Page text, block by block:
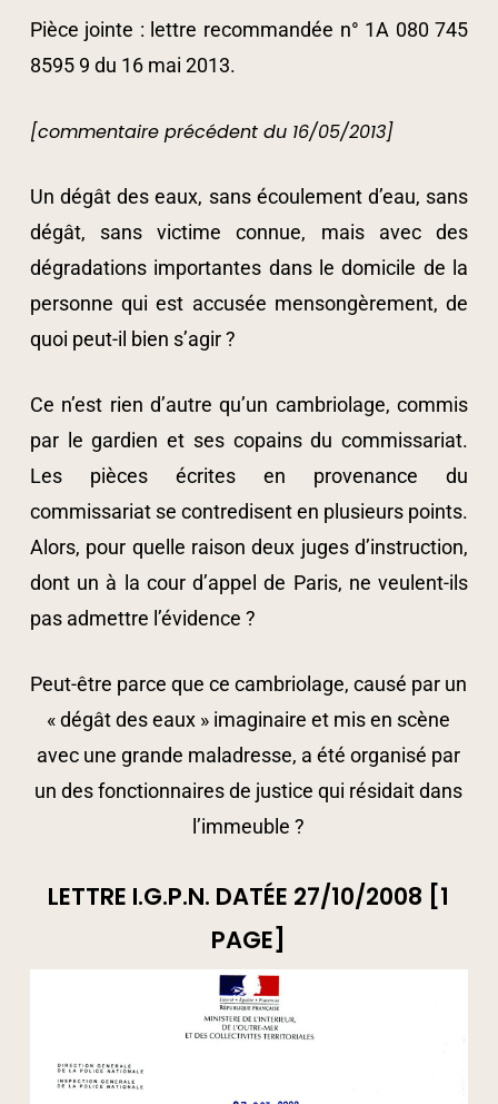
Pièce jointe : lettre recommandée n° 1A 080 745
8595 9 du 16 mai 2013.
[commentaire précédent du 16/05/2013]
Un dégât des eaux, sans écoulement d’eau, sans
dégât, sans victime connue, mais avec des
dégradations importantes dans le domicile de la
personne qui est accusée mensongèrement, de
quoi peut-il bien s’agir ?
Ce n’est rien d’autre qu’un cambriolage, commis
par le gardien et ses copains du commissariat.
Les pièces écrites en provenance du
commissariat se contredisent en plusieurs points.
Alors, pour quelle raison deux juges d’instruction,
dont un à la cour d’appel de Paris, ne veulent-ils
pas admettre l’évidence ?
Peut-être parce que ce cambriolage, causé par un
« dégât des eaux » imaginaire et mis en scène
avec une grande maladresse, a été organisé par
un des fonctionnaires de justice qui résidait dans
l’immeuble ?
LETTRE I.G.P.N. DATÉE 27/10/2008 [1
PAGE]